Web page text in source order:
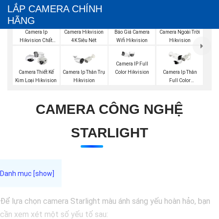
LẮP CAMERA CHÍNH
HÃNG
Camera Ip
Hikvision Chất
Camera Hikvision
4K Siêu Nét
Báo Giá Camera
Wifi Hikvision
Camera Ngoài Trời
Hikvision
Camera Thiết Kế
Kim Loại Hikvision
Camera Ip Thân Trụ
Hikvision
Camera IP Full
Color Hikvision
Camera Ip Thân
Full Color
CAMERA CÔNG NGHỆ
STARLIGHT
Để lựa chọn camera Starlight màu ánh sáng yếu hoàn hảo, bạn
cần xem xét một số yếu tố sau: